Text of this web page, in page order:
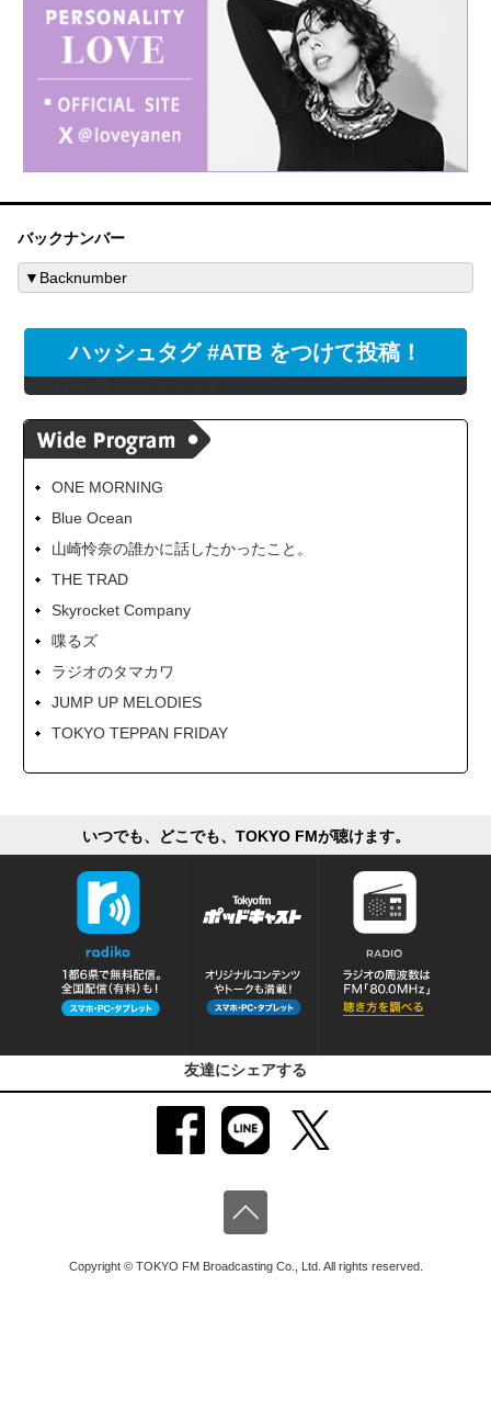
バックナンバー
ハッシュタグ #ATB をつけて投稿！
ONE MORNING
Blue Ocean
山崎怜奈の誰かに話したかったこと。
THE TRAD
Skyrocket Company
喋るズ
ラジオのタマカワ
JUMP UP MELODIES
TOKYO TEPPAN FRIDAY
いつでも、どこでも、TOKYO FMが聴けます。
友達にシェアする
Copyright © TOKYO FM Broadcasting Co., Ltd. All rights reserved.